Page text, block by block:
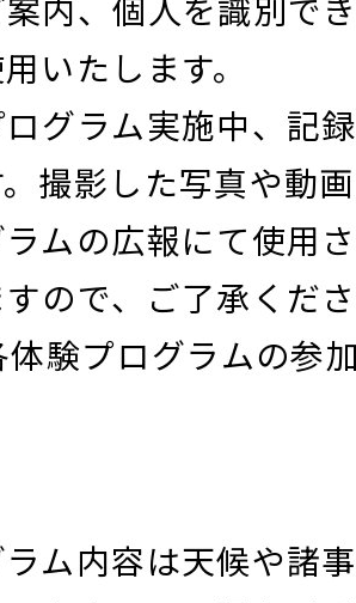
いたします。
ログラム実施中、記
撮影した写真や動
ムの広報にて使用
ので、ご了承くだ
体験プログラムの参
ム内容は天候や諸